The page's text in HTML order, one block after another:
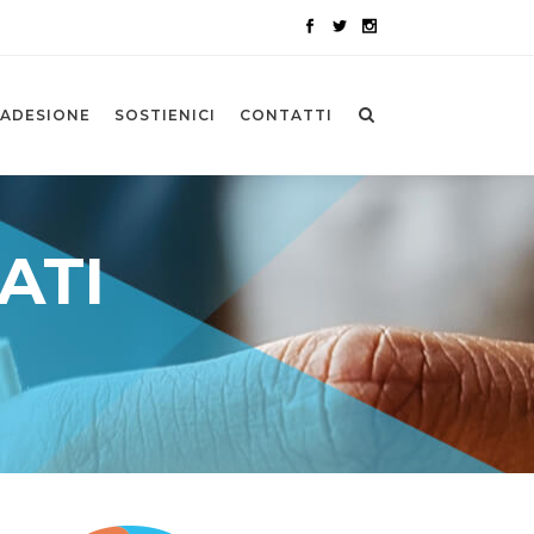
ADESIONE SOSTIENICI CONTATTI